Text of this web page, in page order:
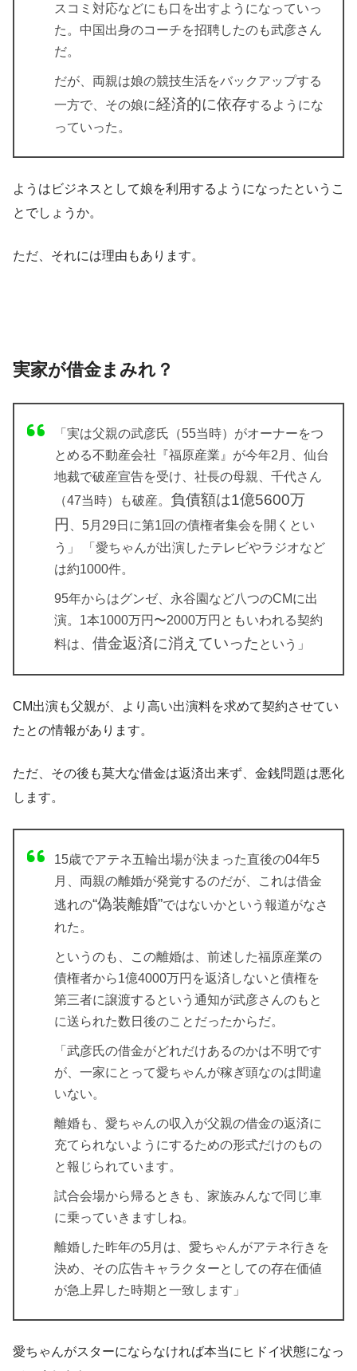
スコミ対応などにも口を出すようになっていっ
た。中国出身のコーチを招聘したのも武彦さん
だ。
だが、両親は娘の競技生活をバックアップする
一方で、その娘に経済的に依存するようにな
っていった。
ようはビジネスとして娘を利用するようになったというこ
とでしょうか。
ただ、それには理由もあります。
実家が借金まみれ？
「実は父親の武彦氏（55当時）がオーナーをつ
とめる不動産会社『福原産業』が今年2月、仙台
地裁で破産宣告を受け、社長の母親、千代さん
（47当時）も破産。 負債額は1億5600万
円
、5月29日に第1回の債権者集会を開くとい
う」 「愛ちゃんが出演したテレビやラジオなど
は約1000件。
95年からはグンゼ、永谷園など八つのCMに出
演。1本1000万円〜2000万円ともいわれる契約
料は、 借金返済に消えていった という」
CM出演も父親が、より高い出演料を求めて契約させてい
たとの情報があります。
ただ、その後も莫大な借金は返済出来ず、金銭問題は悪化
します。
15歳でアテネ五輪出場が決まった直後の04年5
月、両親の離婚が発覚するのだが、これは借金
逃れの“偽装離婚”ではないかという報道がなさ
れた。
というのも、この離婚は、前述した福原産業の
債権者から1億4000万円を返済しないと債権を
第三者に譲渡するという通知が武彦さんのもと
に送られた数日後のことだったからだ。
「武彦氏の借金がどれだけあるのかは不明です
が、一家にとって愛ちゃんが稼ぎ頭なのは間違
いない。
離婚も、愛ちゃんの収入が父親の借金の返済に
充てられないようにするための形式だけのもの
と報じられています。
試合会場から帰るときも、家族みんなで同じ車
に乗っていきますしね。
離婚した昨年の5月は、愛ちゃんがアテネ行きを
決め、その広告キャラクターとしての存在価値
が急上昇した時期と一致します」
愛ちゃんがスターにならなければ本当にヒドイ状態になっ